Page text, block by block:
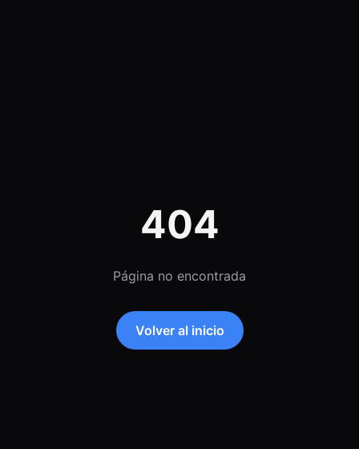
404
Página no encontrada
Volver al inicio